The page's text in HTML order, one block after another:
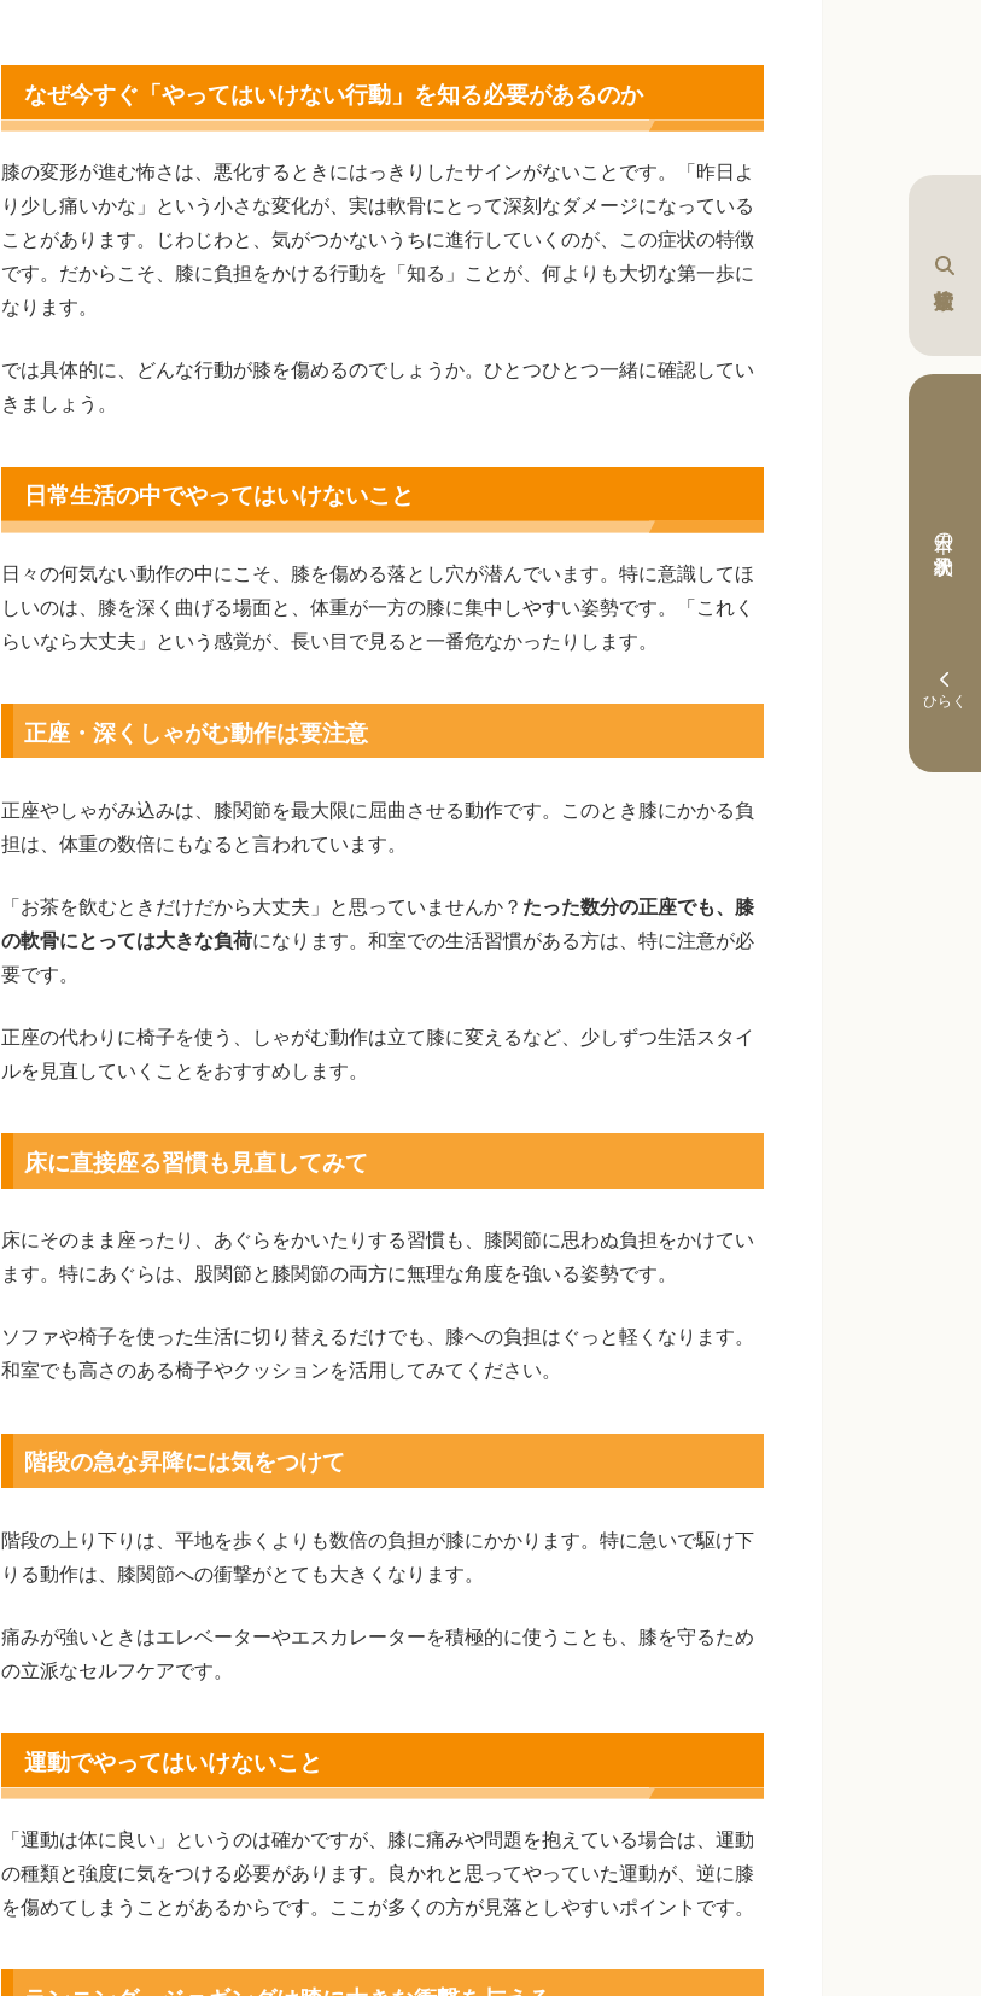
本日の予約状況
なぜ今すぐ「やってはいけない行動」を知る必要があるのか
膝の変形が進む怖さは、悪化するときにはっきりしたサインがないことです。「昨日よ
り少し痛いかな」という小さな変化が、実は軟骨にとって深刻なダメージになっている
ことがあります。じわじわと、気がつかないうちに進行していくのが、この症状の特徴
です。だからこそ、膝に負担をかける行動を「知る」ことが、何よりも大切な第一歩に
なります。
では具体的に、どんな行動が膝を傷めるのでしょうか。ひとつひとつ一緒に確認してい
きましょう。
日常生活の中でやってはいけないこと
日々の何気ない動作の中にこそ、膝を傷める落とし穴が潜んでいます。特に意識してほ
しいのは、膝を深く曲げる場面と、体重が一方の膝に集中しやすい姿勢です。「これく
らいなら大丈夫」という感覚が、長い目で見ると一番危なかったりします。
正座・深くしゃがむ動作は要注意
正座やしゃがみ込みは、膝関節を最大限に屈曲させる動作です。このとき膝にかかる負
担は、体重の数倍にもなると言われています。
「お茶を飲むときだけだから大丈夫」と思っていませんか？ たった数分の正座でも、膝
の軟骨にとっては大きな負荷になります。和室での生活習慣がある方は、特に注意が必
要です。
正座の代わりに椅子を使う、しゃがむ動作は立て膝に変えるなど、少しずつ生活スタイ
ルを見直していくことをおすすめします。
床に直接座る習慣も見直してみて
床にそのまま座ったり、あぐらをかいたりする習慣も、膝関節に思わぬ負担をかけてい
ます。特にあぐらは、股関節と膝関節の両方に無理な角度を強いる姿勢です。
ソファや椅子を使った生活に切り替えるだけでも、膝への負担はぐっと軽くなります。
和室でも高さのある椅子やクッションを活用してみてください。
階段の急な昇降には気をつけて
階段の上り下りは、平地を歩くよりも数倍の負担が膝にかかります。特に急いで駆け下
りる動作は、膝関節への衝撃がとても大きくなります。
痛みが強いときはエレベーターやエスカレーターを積極的に使うことも、膝を守るため
の立派なセルフケアです。
運動でやってはいけないこと
「運動は体に良い」というのは確かですが、膝に痛みや問題を抱えている場合は、運動
の種類と強度に気をつける必要があります。良かれと思ってやっていた運動が、逆に膝
を傷めてしまうことがあるからです。ここが多くの方が見落としやすいポイントです。